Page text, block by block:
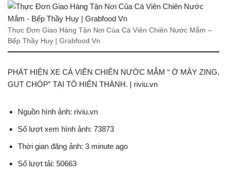
Thực Đơn Giao Hàng Tận Nơi Của Cá Viên Chiên Nước Mắm –
Bếp Thầy Huy | Grabfood Vn
PHÁT HIỆN XE CÁ VIÊN CHIÊN NƯỚC MẮM “ Ờ MÂY ZING,
GUT CHÓP” TẠI TÔ HIẾN THÀNH. | riviu.vn
Nguồn hình ảnh: riviu.vn
Số lượt xem hình ảnh: 73873
Thời gian đăng ảnh: 3 minute ago
Số lượt tải: 50663